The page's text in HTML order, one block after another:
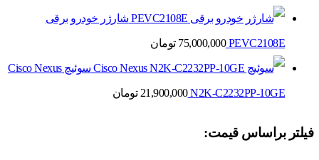
شارژر خودرو برقی
PEVC2108E
75,000,000 تومان
سوئیچ Cisco Nexus
N2K-C2232PP-10GE
21,900,000 تومان
فیلتر براساس قیمت: